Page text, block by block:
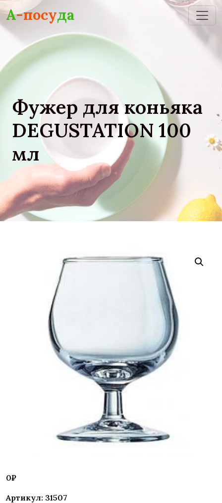
Skip to main content
А-посуда
Фужер для коньяка
DEGUSTATION 100
мл
0₽
Артикул: 31507